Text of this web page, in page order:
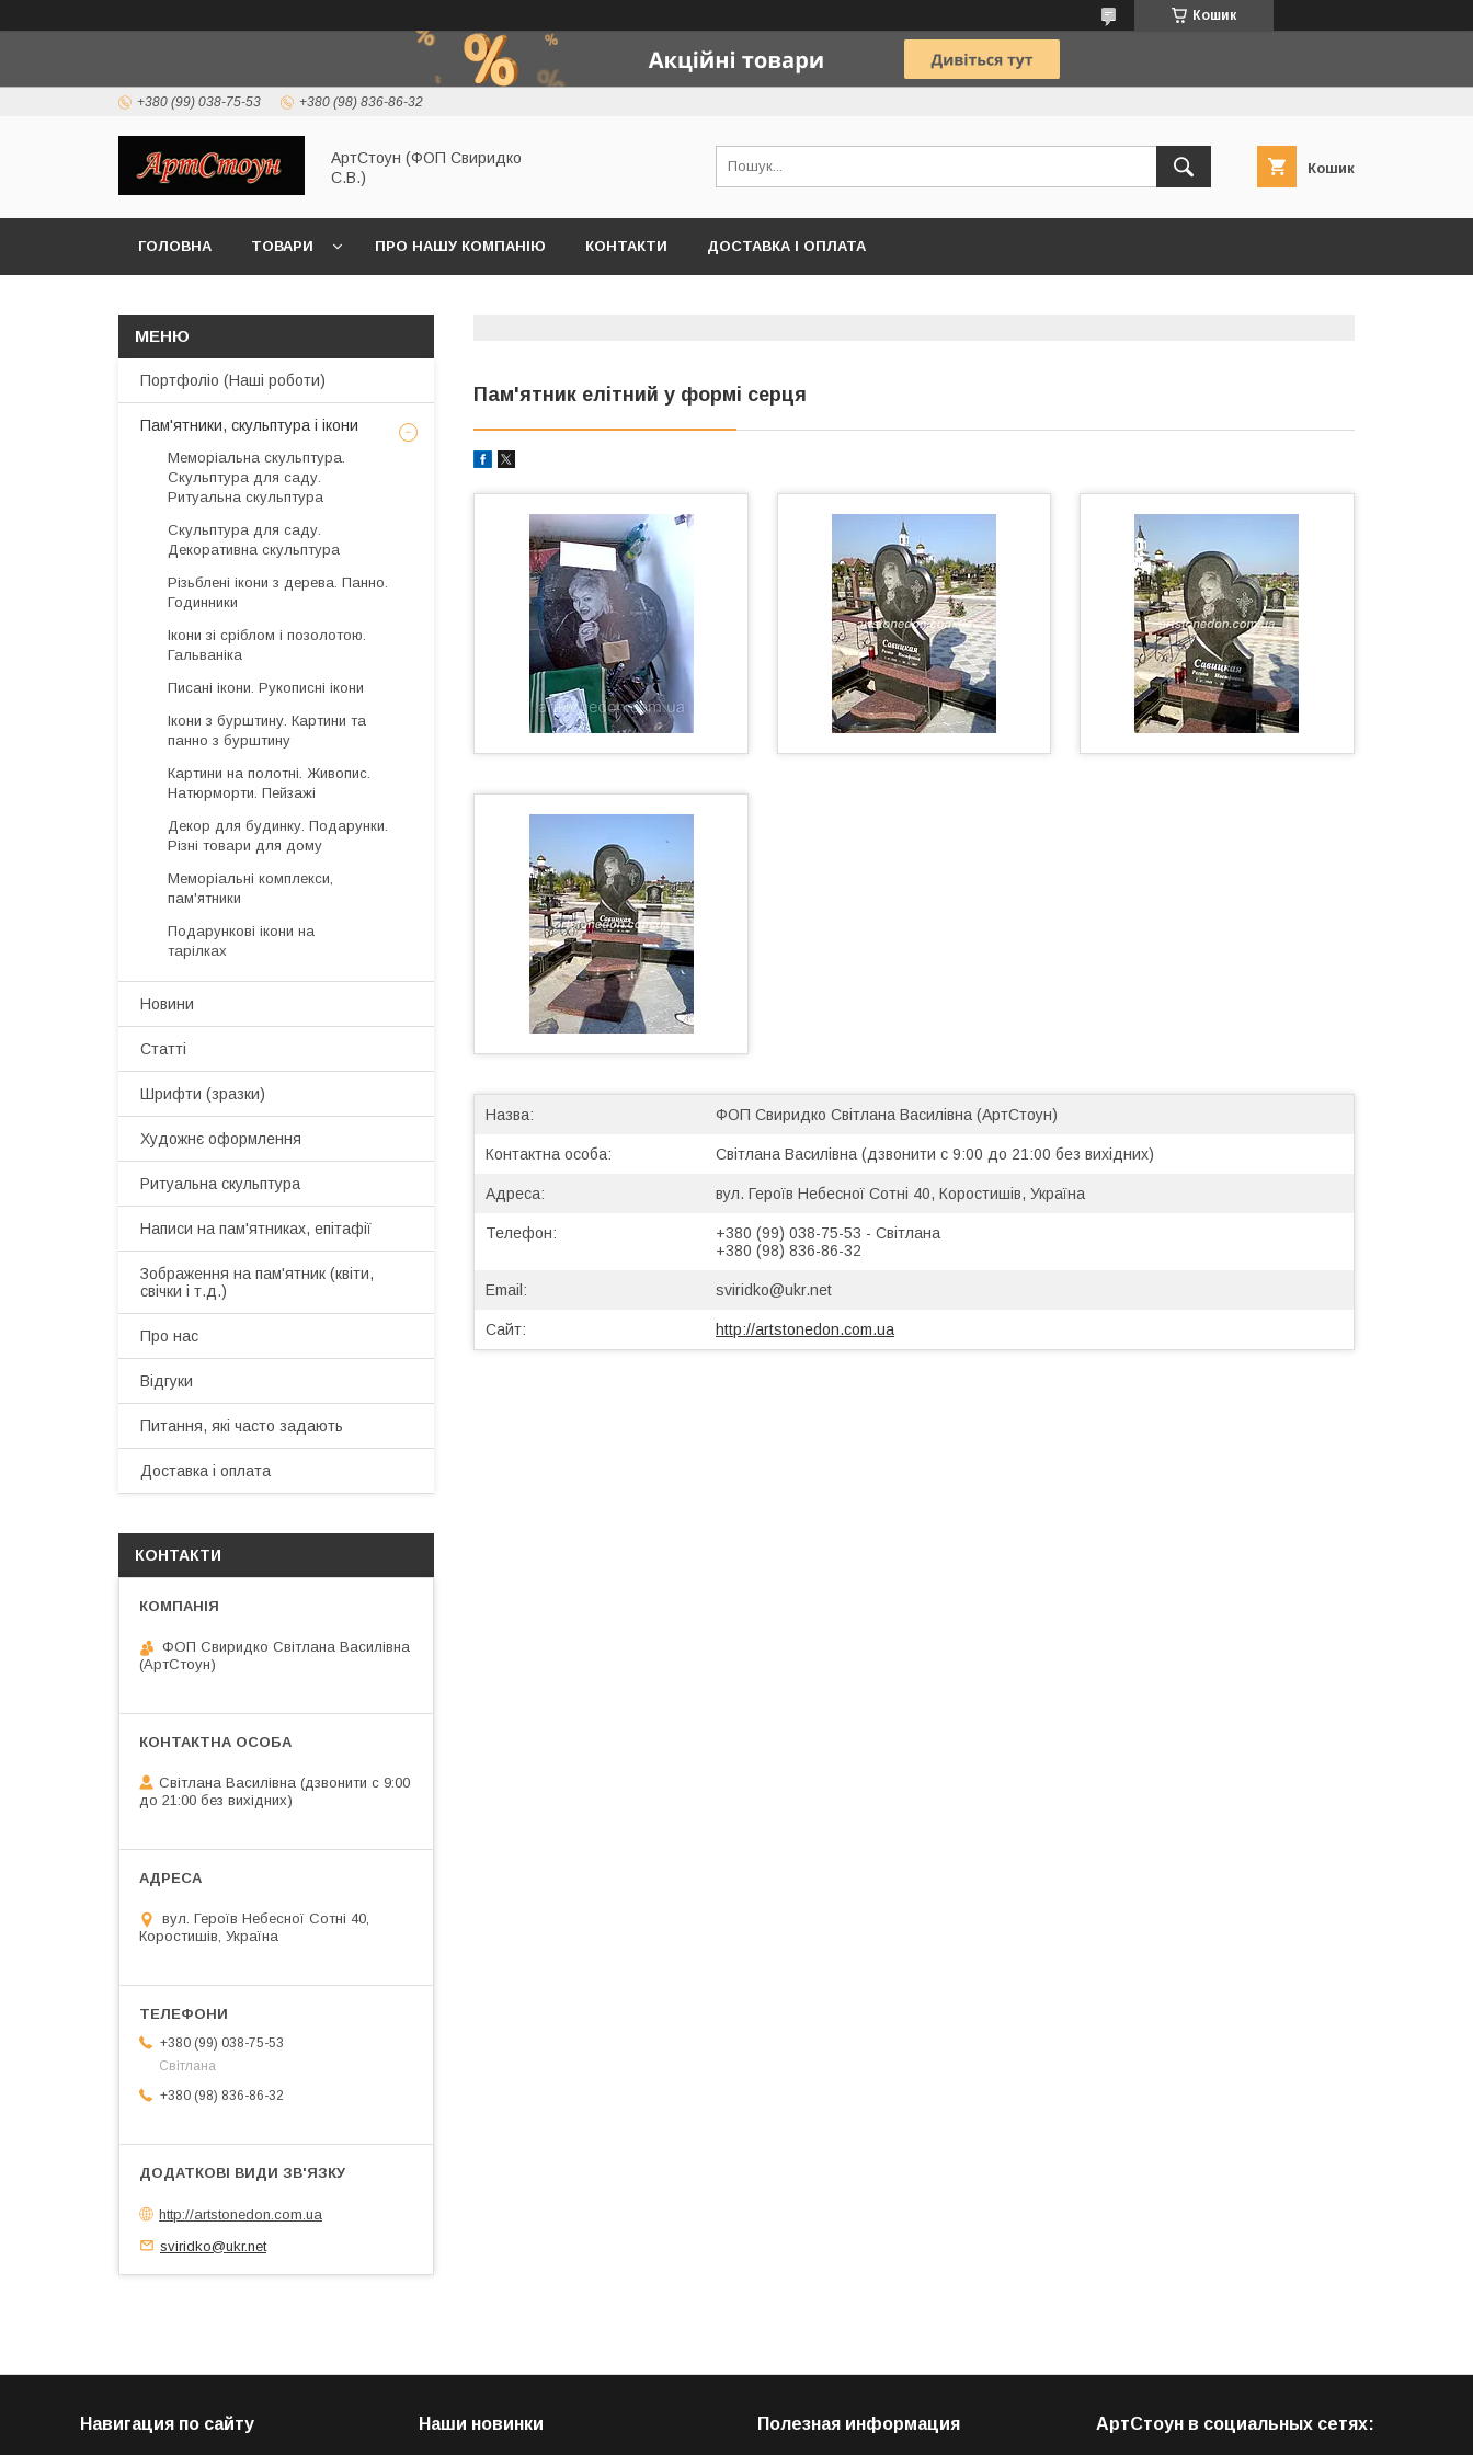
Кошик
+380 (99) 038-75-53 +380 (98) 836-86-32
АртСтоун (ФОП Свиридко
С.В.)
Кошик
ГОЛОВНА ТОВАРИ ПРО НАШУ КОМПАНІЮ КОНТАКТИ ДОСТАВКА І ОПЛАТА
Пам'ятник елітний у формі серця
ФОП Свиридко Світлана Василівна (АртСтоун)
Світлана Василівна (дзвонити с 9:00 до 21:00 без вихідних)
вул. Героїв Небесної Сотні 40, Коростишів, Україна
+380 (99) 038-75-53
Світлана
+380 (98) 836-86-32
sviridko@ukr.net
http://artstonedon.com.ua
Портфоліо (Наші роботи)
Пам'ятники, скульптура і ікони
Меморіальна скульптура.
Скульптура для саду.
Ритуальна скульптура
Скульптура для саду.
Декоративна скульптура
Різьблені ікони з дерева. Панно.
Годинники
Ікони зі сріблом і позолотою.
Гальваніка
Писані ікони. Рукописні ікони
Ікони з бурштину. Картини та
панно з бурштину
Картини на полотні. Живопис.
Натюрморти. Пейзажі
Декор для будинку. Подарунки.
Різні товари для дому
Меморіальні комплекси,
пам'ятники
Подарункові ікони на
тарілках
Новини
Статті
Шрифти (зразки)
Художнє оформлення
Ритуальна скульптура
Написи на пам'ятниках, епітафії
Зображення на пам'ятник (квіти,
свічки і т.д.)
Про нас
Відгуки
Питання, які часто задають
Доставка і оплата
КОНТАКТИ
ФОП Свиридко Світлана Василівна
(АртСтоун)
Світлана Василівна (дзвонити с 9:00
до 21:00 без вихідних)
вул. Героїв Небесної Сотні 40,
Коростишів, Україна
+380 (99) 038-75-53
Світлана
+380 (98) 836-86-32
http://artstonedon.com.ua
sviridko@ukr.net
Навигация по сайту Наши новинки Полезная информация АртСтоун в социальных сетях: